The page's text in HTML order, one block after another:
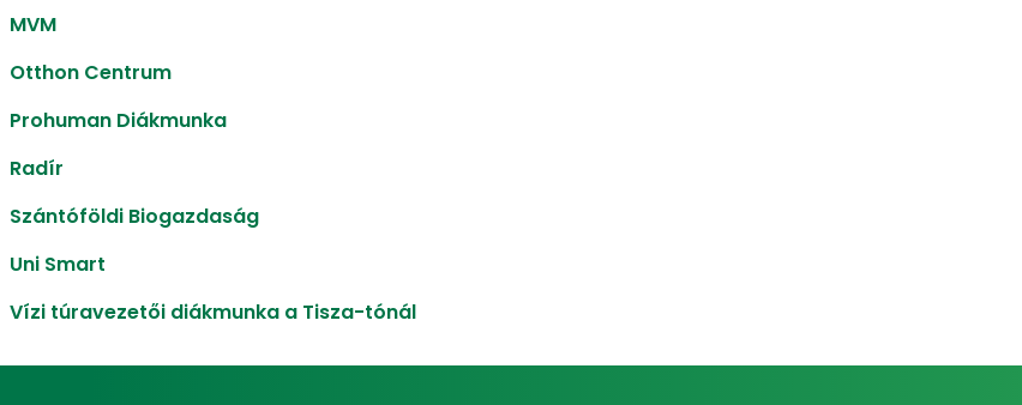
MVM
Otthon Centrum
Prohuman Diákmunka
Radír
Szántóföldi Biogazdaság
Uni Smart
Vízi túravezetői diákmunka a Tisza-tónál